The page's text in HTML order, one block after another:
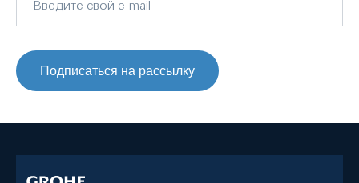
Подписаться на рассылку